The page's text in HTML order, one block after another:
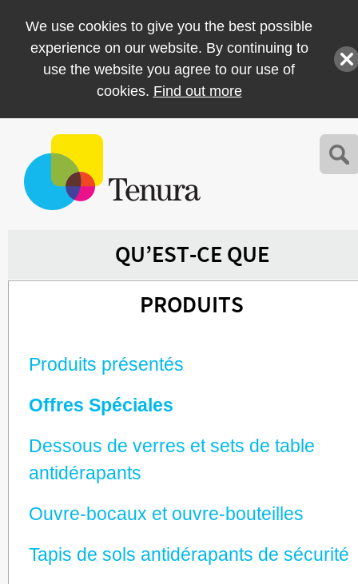
We use cookies to give you the best possible
experience on our website. By continuing to
use the website you agree to our use of
cookies. Find out more
QU’EST-CE QUE
PRODUITS
Produits présentés
Offres Spéciales
Dessous de verres et sets de table
antidé­rapants
Ouvre-bocaux et ouvre-bouteilles
Tapis de sols antidé­rapants de sécurité